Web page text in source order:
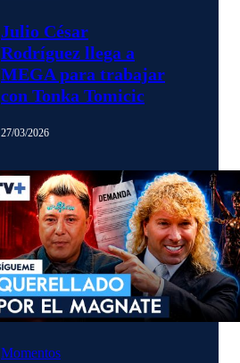
Julio César
Rodríguez llega a
MEGA para trabajar
con Tonka Tomicic
27/03/2026
Momentos